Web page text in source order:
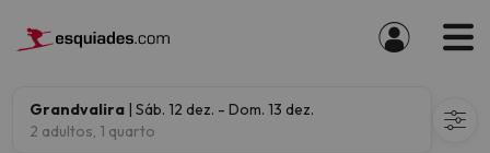
Grandvalira | Sáb. 12 dez. - Dom. 13 dez.
2 adultos, 1 quarto